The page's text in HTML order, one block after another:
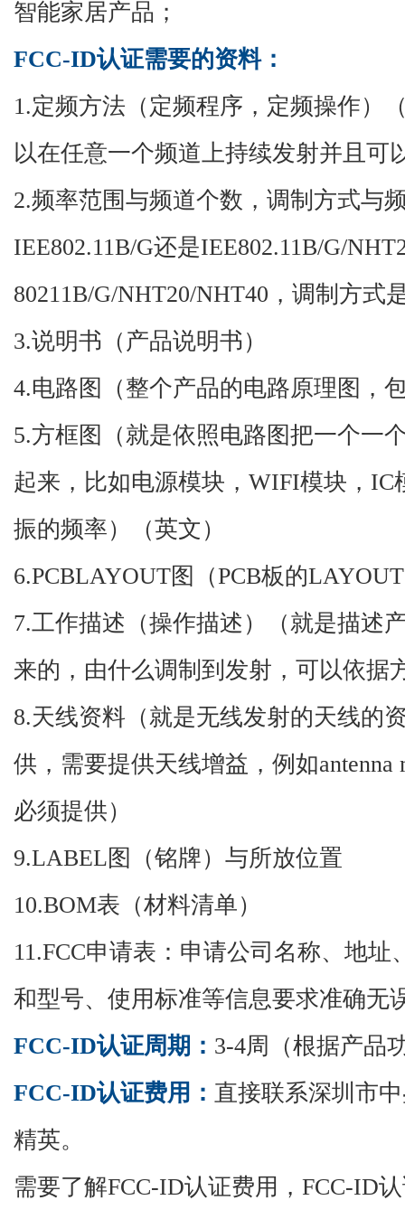
智能家居产品；
FCC-ID认证需要的资料：
1.定频方法（定频程序，定频操作）
以在任意一个频道上持续发射并且可
2.频率范围与频道个数，调制方式与
IEE802.11B/G还是IEE802.11B/G/
80211B/G/NHT20/NHT40，调制方式
3.说明书（产品说明书）
4.电路图（整个产品的电路原理图，
5.方框图（就是依照电路图把一个一
起来，比如电源模块，WIFI模块，IC
振的频率）（英文）
6.PCBLAYOUT图（PCB板的
7.工作描述（操作描述）（就是描述
来的，由什么调制到发射，可以依据
8.天线资料（就是无线发射的天线的
供，需要提供天线增益，例如antenna
必须提供）
9.LABEL图（铭牌）与所放位置
10.BOM表（材料清单）
11.FCC申请表：申请公司名称、地
和型号、使用标准等信息要求准确无
FCC-ID认证周期： 3-4周（根据产品
FCC-ID认证费用： 直接联系深圳市
精英。
需要了解FCC-ID认证费用，FCC-ID